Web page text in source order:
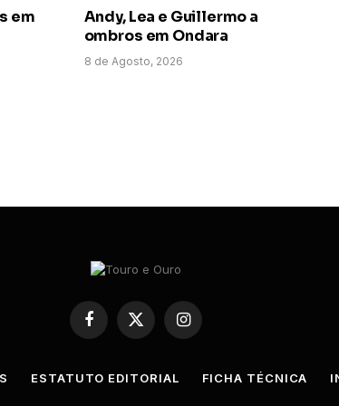
em
Andy, Lea e Guillermo a
ombros em Ondara
8 de Agosto, 2026
Facebook
X
Instagram
ESTATUTO EDITORIAL FICHA TÉCNICA